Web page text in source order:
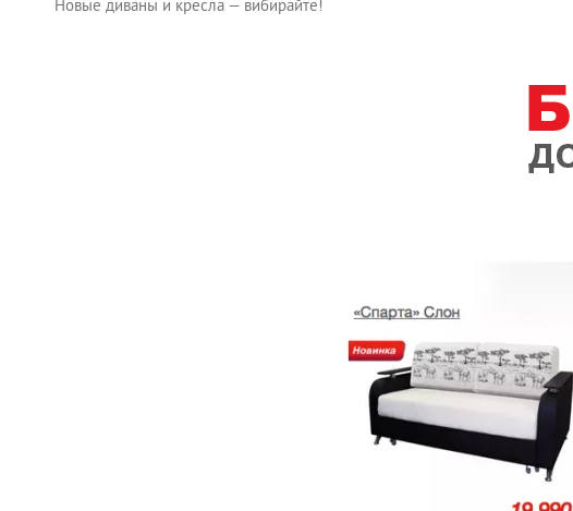
Новые диваны и кресла — вибирайте!